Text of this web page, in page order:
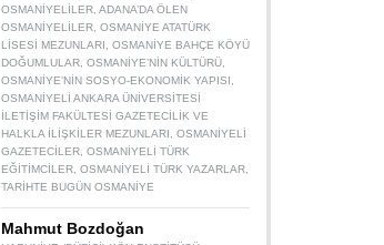
OSMANIYELILER, ADANA’DA ÖLEN
OSMANIYELILER, OSMANIYE ATATÜRK
LISESI MEZUNLARI
OSMANIYE BAHÇE KÖYÜ
DOĞUMLULAR, OSMANIYE’NIN KÜLTÜRÜ,
OSMANIYE’NIN SOSYO-EKONOMIK YAPISI
OSMANIYELI ANKARA ÜNIVERSITESI
İLETIŞIM FAKÜLTESI GAZETECILIK VE
HALKLA İLIŞKILER MEZUNLARI
OSMANIYELI
GAZETECILER, OSMANIYELI TÜRK
EĞITIMCILER, OSMANIYELI TÜRK YAZARLAR,
TARIHTE BUGÜN OSMANIYE
Mahmut Bozdoğan